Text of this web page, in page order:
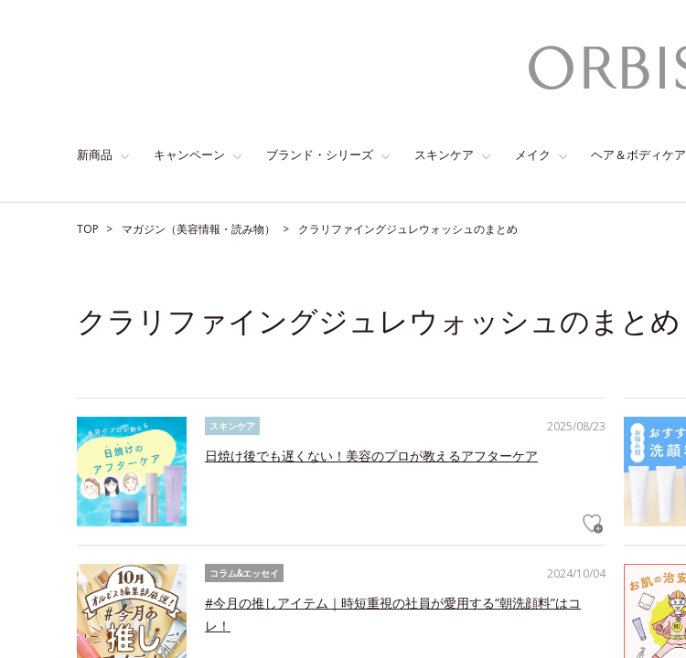
新商品 キャンペーン ブランド・シリーズ スキンケア メイク ヘア＆ボディケア
TOP マガジン（美容情報・読み物） クラリファイングジュレウォッシュのまとめ
クラリファイングジュレウォッシュのまとめ
2025/08/23
スキンケア
日焼け後でも遅くない！美容のプロが教えるアフターケア
2024/10/04
コラム&エッセイ
#今月の推しアイテム｜時短重視の社員が愛用する“朝洗顔料”はコ
レ！